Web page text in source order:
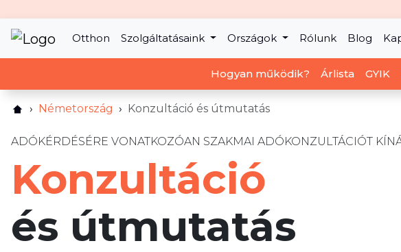
Otthon Szolgáltatásaink Országok Rólunk Blog
Hogyan működik? Árlista GYIK
Németország Konzultáció és útmutatás
ADÓKÉRDÉSÉRE VONATKOZÓAN SZAKMAI ADÓKONZULTÁCIÓT
Konzultáció
és útmutatás